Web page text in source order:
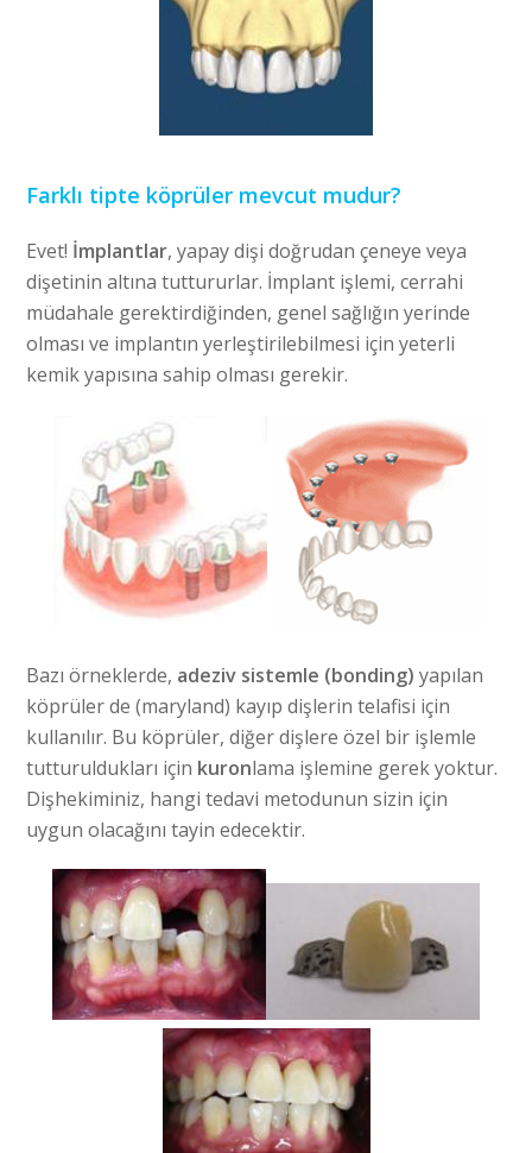
Farklı tipte köprüler mevcut mudur?
Evet! İmplantlar, yapay dişi doğrudan çeneye veya
dişetinin altına tuttururlar. İmplant işlemi, cerrahi
müdahale gerektirdiğinden, genel sağlığın yerinde
olması ve implantın yerleştirilebilmesi için yeterli
kemik yapısına sahip olması gerekir.
Bazı örneklerde, adeziv sistemle (bonding) yapılan
köprüler de (maryland) kayıp dişlerin telafisi için
kullanılır. Bu köprüler, diğer dişlere özel bir işlemle
tutturuldukları için kuronlama işlemine gerek yoktur.
Dişhekiminiz, hangi tedavi metodunun sizin için
uygun olacağını tayin edecektir.